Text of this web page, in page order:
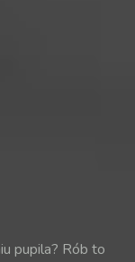
pupila? Rób to